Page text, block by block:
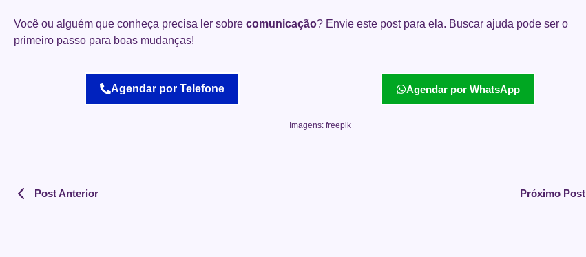
Você ou alguém que conheça precisa ler sobre comunicação? Envie este post para ela. Buscar ajuda pode ser o
primeiro passo para boas mudanças!
Agendar por Telefone Agendar por WhatsApp
Imagens: freepik
Post Anterior Próximo Post